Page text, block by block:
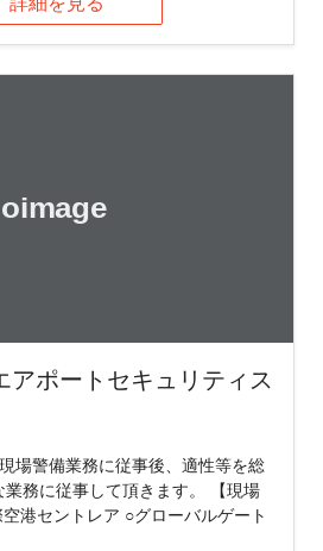
アポートセキュリティス
場警備業務に従事後、適性等を総
務に従事して頂きます。 【現場
港セントレア ○グローバルゲート